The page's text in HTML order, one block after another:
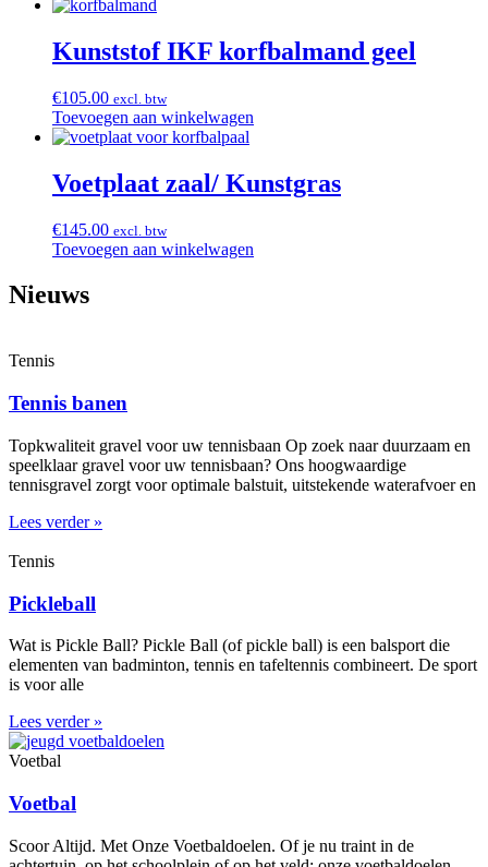
Kunststof IKF korfbalmand geel
€105.00 excl. btw
Toevoegen aan winkelwagen
Voetplaat zaal/ Kunstgras
€145.00 excl. btw
Toevoegen aan winkelwagen
Nieuws
Tennis
Tennis banen
Topkwaliteit gravel voor uw tennisbaan Op zoek naar duurzaam en
speelklaar gravel voor uw tennisbaan? Ons hoogwaardige
tennisgravel zorgt voor optimale balstuit, uitstekende waterafvoer en
Lees verder »
Tennis
Pickleball
Wat is Pickle Ball? Pickle Ball (of pickle ball) is een balsport die
elementen van badminton, tennis en tafeltennis combineert. De sport
is voor alle
Lees verder »
Voetbal
Voetbal
Scoor Altijd. Met Onze Voetbaldoelen. Of je nu traint in de